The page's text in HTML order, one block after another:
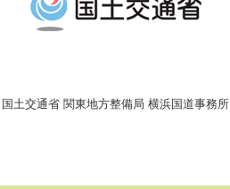
国土交通省 関東地方整備局 横浜国道事務所